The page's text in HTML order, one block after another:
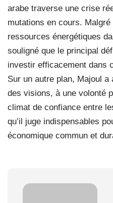
arabe traverse une crise
mutations en cours. Malgré
ressources énergétiques
souligné que le principal
investir efficacement dans
Sur un autre plan, Majoul a
des visions, à une volonté
climat de confiance entre
qu’il juge indispensables
économique commun et